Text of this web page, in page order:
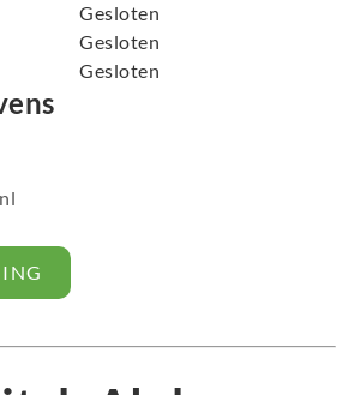
Gesloten
Gesloten
Gesloten